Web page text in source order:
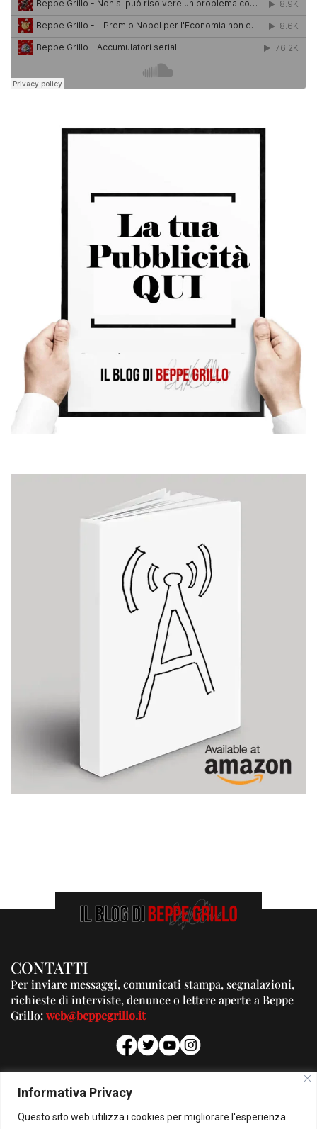
Informativa Privacy
Questo sito web utilizza i cookies per migliorare l'esperienza
CONTATTI
Per inviare messaggi, comunicati stampa, segnalazioni,
richieste di interviste, denunce o lettere aperte a Beppe
Grillo:web@beppegrillo.it
PUBBLICITA'
Per la tua pubblicità su questo Blog:
pubblicita@beppegrillo.it